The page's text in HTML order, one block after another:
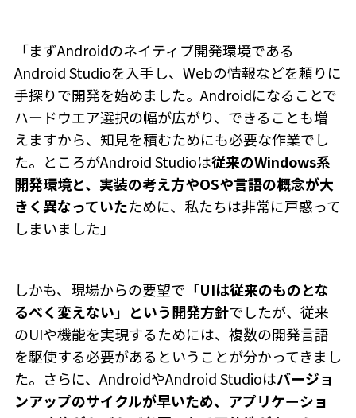
「まずAndroidのネイティブ開発環境である
Android Studioを入手し、Webの情報などを頼りに
手探りで開発を始めました。Androidになることで
ハードウエア選択の幅が広がり、できることも増
えますから、知見を積むためにも必要な作業でし
た。ところがAndroid Studioは従来のWindows系
開発環境と、実装の考え方やOSや言語の概念が大
きく異なっていたために、私たちは非常に戸惑って
しまいました」
しかも、現場からの要望で 「UIは従来のものとな
るべく変えない」という開発方針でしたが、従来
のUIや機能を実現するためには、複数の開発言語
を駆使する必要があるということが分かってきまし
た。さらに、AndroidやAndroid Studioはバージョ
ンアップのサイクルが早いため、アプリケーショ